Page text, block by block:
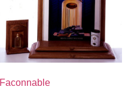
Faconnable